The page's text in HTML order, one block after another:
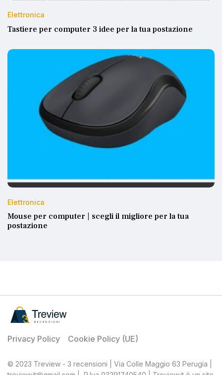
Elettronica
Tastiere per computer 3 idee per la tua postazione
Elettronica
Mouse per computer | scegli il migliore per la tua
postazione
Privacy Policy Cookie Policy (UE)
© 2023 Treview - 3 recensioni | Via Colle Maggio 63 Perugia |